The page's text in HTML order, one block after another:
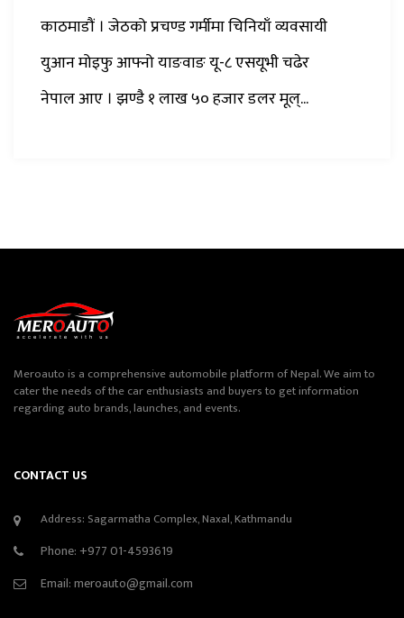
काठमाडौं । जेठको प्रचण्ड गर्मीमा चिनियाँ व्यवसायी
युआन मोइफु आफ्नो याङवाङ यू-८ एसयूभी चढेर
नेपाल आए । झण्डै १ लाख ५० हजार डलर मूल्...
Meroauto is a comprehensive automobile platform of Nepal. We aim to
cater the needs of the car enthusiasts and buyers to get information
regarding auto brands, launches, and events.
CONTACT US
Address: Sagarmatha Complex, Naxal, Kathmandu
Phone: +977 01-4593619
Email:meroauto@gmail.com